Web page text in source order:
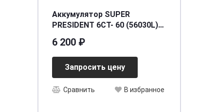
Аккумулятор SUPER
PRESIDENT 6СТ- 60 (56030L)
6 200 ₽
Запросить цену
Сравнить В избранное